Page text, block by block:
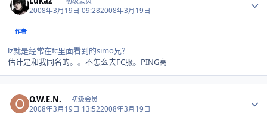
2008年3月19日 09:282008年3月19日
作者
lz就是经常在fc里面看到的simo兄？
估计是和我同名的。。不怎么去FC服。PING高
O.W.E.N. 初级会员
2008年3月19日 13:522008年3月19日